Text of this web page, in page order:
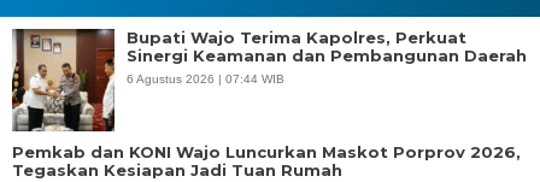
Bupati Wajo Terima Kapolres, Perkuat
Sinergi Keamanan dan Pembangunan Daerah
6 Agustus 2026 | 07:44 WIB
Pemkab dan KONI Wajo Luncurkan Maskot Porprov 2026,
Tegaskan Kesiapan Jadi Tuan Rumah